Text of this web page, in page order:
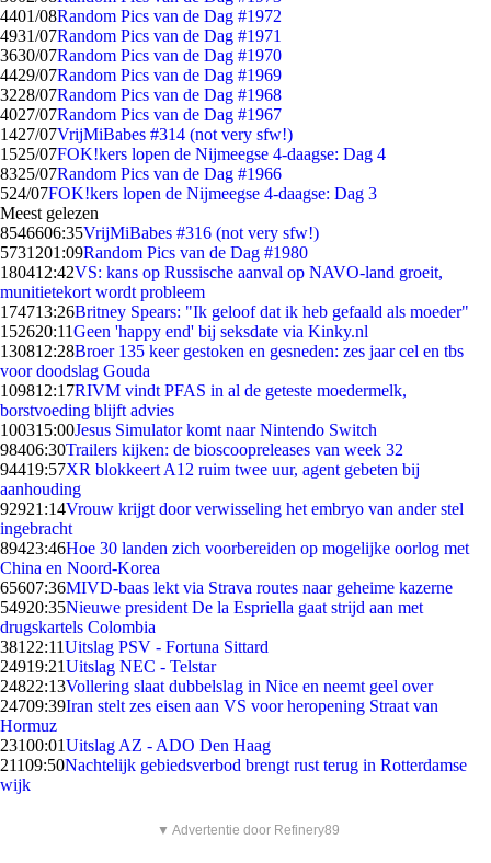
4401/08Random Pics van de Dag #1972
4931/07Random Pics van de Dag #1971
3630/07Random Pics van de Dag #1970
4429/07Random Pics van de Dag #1969
3228/07Random Pics van de Dag #1968
4027/07Random Pics van de Dag #1967
1427/07VrijMiBabes #314 (not very sfw!)
1525/07FOK!kers lopen de Nijmeegse 4-daagse: Dag 4
8325/07Random Pics van de Dag #1966
524/07FOK!kers lopen de Nijmeegse 4-daagse: Dag 3
Meest gelezen
8546606:35VrijMiBabes #316 (not very sfw!)
5731201:09Random Pics van de Dag #1980
180412:42VS: kans op Russische aanval op NAVO-land groeit,
munitietekort wordt probleem
174713:26Britney Spears: "Ik geloof dat ik heb gefaald als moeder"
152620:11Geen 'happy end' bij seksdate via Kinky.nl
130812:28Broer 135 keer gestoken en gesneden: zes jaar cel en tbs
voor doodslag Gouda
109812:17RIVM vindt PFAS in al de geteste moedermelk,
borstvoeding blijft advies
100315:00Jesus Simulator komt naar Nintendo Switch
98406:30Trailers kijken: de bioscoopreleases van week 32
94419:57XR blokkeert A12 ruim twee uur, agent gebeten bij
aanhouding
92921:14Vrouw krijgt door verwisseling het embryo van ander stel
ingebracht
89423:46Hoe 30 landen zich voorbereiden op mogelijke oorlog met
China en Noord-Korea
65607:36MIVD-baas lekt via Strava routes naar geheime kazerne
54920:35Nieuwe president De la Espriella gaat strijd aan met
drugskartels Colombia
381 22:11Uitslag PSV - Fortuna Sittard
24919:21Uitslag NEC - Telstar
24822:13Vollering slaat dubbelslag in Nice en neemt geel over
24709:39Iran stelt zes eisen aan VS voor heropening Straat van
Hormuz
23100:01Uitslag AZ - ADO Den Haag
21109:50Nachtelijk gebiedsverbod brengt rust terug in Rotterdamse
wijk
▼ Advertentie door Refinery89